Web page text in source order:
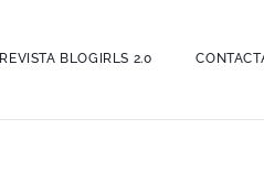
REVISTA BLOGIRLS 2.0